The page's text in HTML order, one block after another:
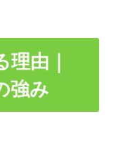
由｜
強み